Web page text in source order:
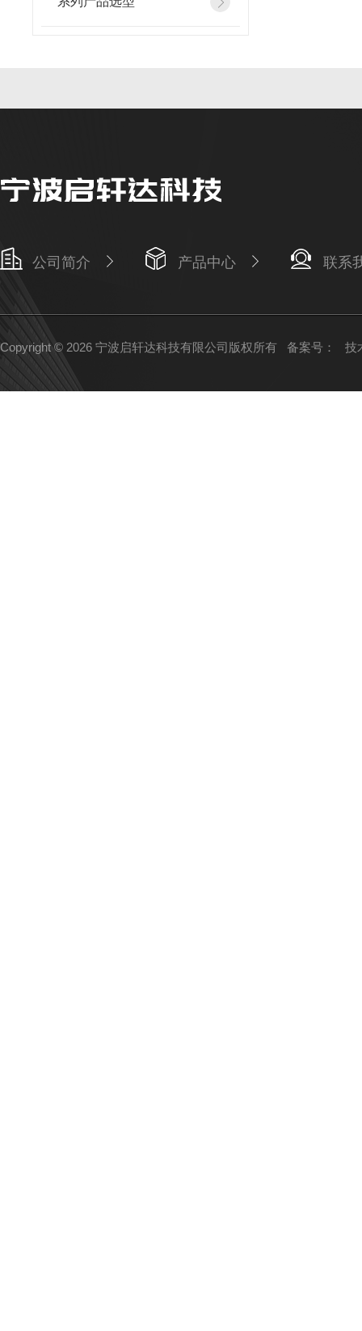
公司简介 产品中心 联系
Copyright © 2026 宁波启轩达科技有限公司版权所有 备案号： 技